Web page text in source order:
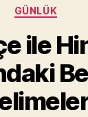
Kategoriler
GÜNLÜK
ile